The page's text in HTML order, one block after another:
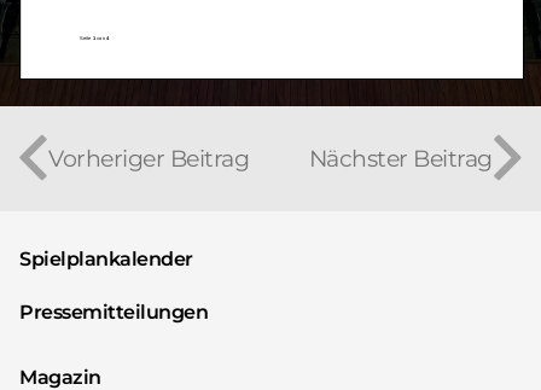
Vorheriger Beitrag Nächster Beitrag
Spielplankalender
Pressemitteilungen
Magazin